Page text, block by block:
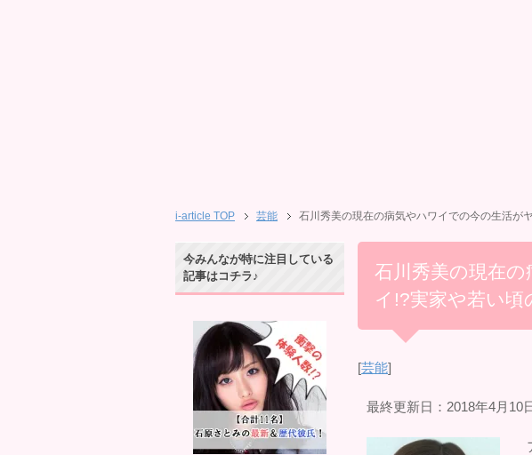
i-article TOP 芸能 石川秀美の現在の病気やハワイでの今の生活が
石川秀美の現在
イ!?実家や若い
[芸能]
最終更新日：2018年4月10
今みんなが特に注目している
記事はコチラ♪